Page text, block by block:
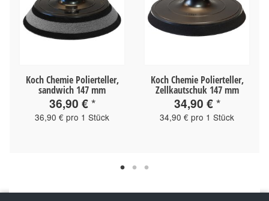
Koch Chemie Polierteller,
sandwich 147 mm
36,90 €*
36,90 € pro 1 Stück
Koch Chemie Polierteller,
Zellkautschuk 147 mm
34,90 €*
34,90 € pro 1 Stück